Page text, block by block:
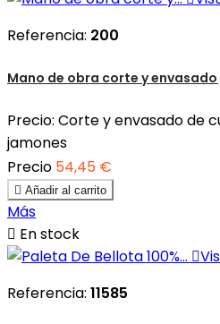
Referencia: 200
Mano de obra corte y
Precio: Corte y envasado de
jamones
Precio 54,45 €
 Añadir al carrito
Más
 En stock

Referencia: 11585